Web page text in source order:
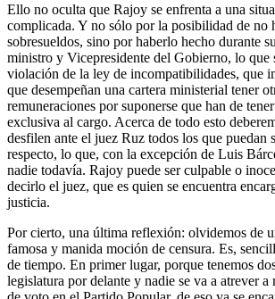
Ello no oculta que Rajoy se enfrenta a una
complicada. Y no sólo por la posibilidad de no
sobresueldos, sino por haberlo hecho durante
ministro y Vicepresidente del Gobierno, lo que
violación de la ley de incompatibilidades, que
que desempeñan una cartera ministerial tener
remuneraciones por suponerse que han de
exclusiva al cargo. Acerca de todo esto
desfilen ante el juez Ruz todos los que puedan
respecto, lo que, con la excepción de Luis
nadie todavía. Rajoy puede ser culpable o
decirlo el juez, que es quien se encuentra
justicia.
Por cierto, una última reflexión: olvidemos de
famosa y manida moción de censura. Es,
de tiempo. En primer lugar, porque tenemos
legislatura por delante y nadie se va a atrever